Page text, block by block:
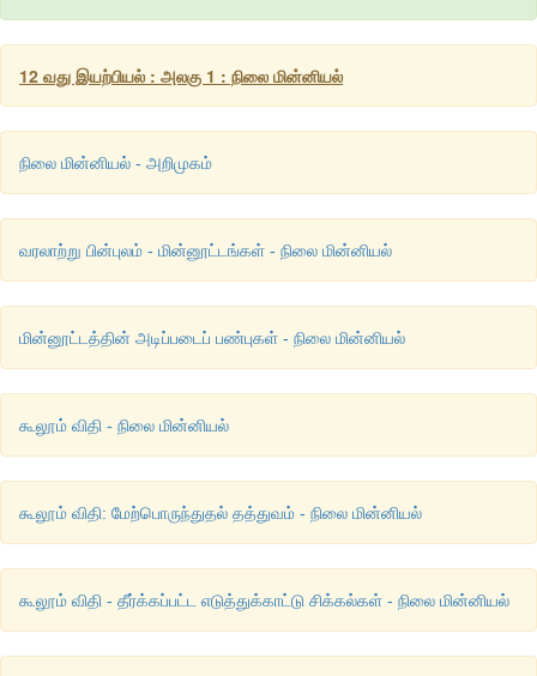
12 வது இயற்பியல் : அலகு 1 : நிலை மின்னியல்
நிலை மின்னியல் - அறிமுகம்
வரலாற்று பின்புலம் - மின்னூட்டங்கள் - நிலை மின்னியல்
மின்னூட்டத்தின் அடிப்படைப் பண்புகள் - நிலை மின்னியல்
கூலூம் விதி - நிலை மின்னியல்
கூலூம் விதி: மேற்பொருந்துதல் தத்துவம் - நிலை மின்னியல்
கூலூம் விதி - தீர்க்கப்பட்ட எடுத்துக்காட்டு சிக்கல்கள் - நிலை மின்னியல்